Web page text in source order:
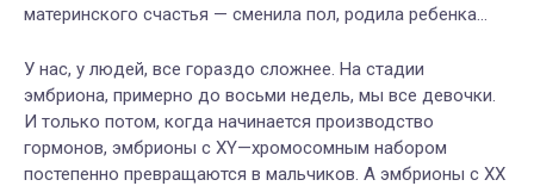
материнского счастья — сменила пол, родила ребенка…
У нас, у людей, все гораздо сложнее. На стадии
эмбриона, примерно до восьми недель, мы все девочки.
И только потом, когда начинается производство
гормонов, эмбрионы с ХY—хромосомным набором
постепенно превращаются в мальчиков. А эмбрионы с ХХ